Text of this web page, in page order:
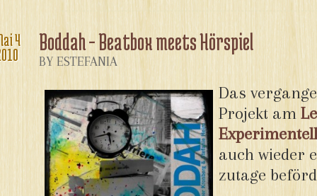
4
Boddah – Beatbox meets Hörspiel
BY ESTEFANIA
Das
Projekt am
auch wieder
zutage